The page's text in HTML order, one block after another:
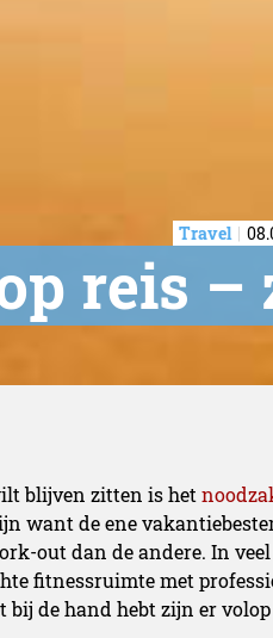
Travel
reis –
blijven zitten is het
want de ene
out dan de andere. In
fitnessruimte met
de hand hebt zijn er